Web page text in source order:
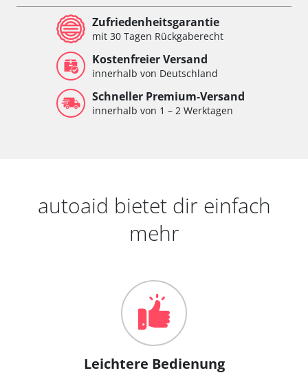
Zufriedenheitsgarantie
mit 30 Tagen Rückgaberecht
Kostenfreier Versand
innerhalb von Deutschland
Schneller Premium-Versand
innerhalb von 1 – 2 Werktagen
autoaid bietet dir einfach
mehr
Leichtere Bedienung